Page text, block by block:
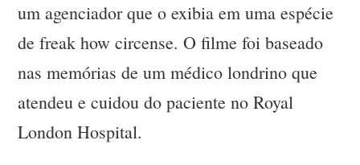
um agenciador que o exibia em uma espécie
de freak how circense. O filme foi baseado
nas memórias de um médico londrino que
atendeu e cuidou do paciente no Royal
London Hospital.